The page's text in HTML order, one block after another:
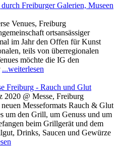
Freiburger Galerien, Museen
Venues, Freiburg
ortsansässiger
im Jahr den Offen für Kunst
teils von überregionalen
möchte die IG den
...weiterlesen
Freiburg - Rauch und Glut
2020 @ Messe, Freiburg
Messeformats Rauch & Glut
um den Grill, um Genuss und um
beim Grillgerät und dem
Drinks, Saucen und Gewürze